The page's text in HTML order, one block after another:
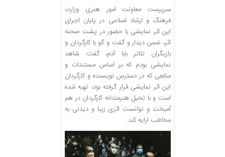
سرپرست معاونت امور هنری وزارت
فرهنگ و ارشاد اسلامی در پایان اجرای
این اثر نمایشی با حضور در پشت صحنه
اثر، ضمن دیدار و گفت و گو با کارگردان و
بازیگران تئاتر بابا آدم، گفت: شاهد
نمایشی بودم که بر اساس مستندات و
منابعی که در دسترس نویسنده و کارگردان
این اثر نمایشی قرار گرفته بود، تهیه شده
است و با تخیل هنرمندانه کارگردان در هم
آمیخت و توانست اثری زیبا و دیدنی به
مخاطب ارایه کند.